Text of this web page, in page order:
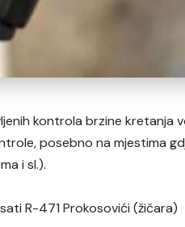
kontrola brzine kretanja
posebno na mjestima
i sl.).
R-471 Prokosovići (žičara)